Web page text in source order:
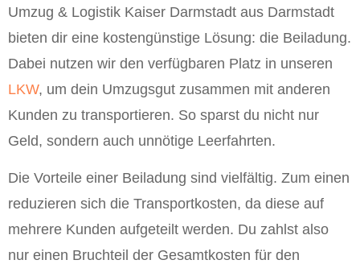
Umzug & Logistik Kaiser Darmstadt aus Darmstadt
bieten dir eine kostengünstige Lösung: die Beiladung.
Dabei nutzen wir den verfügbaren Platz in unseren
LKW, um dein Umzugsgut zusammen mit anderen
Kunden zu transportieren. So sparst du nicht nur
Geld, sondern auch unnötige Leerfahrten.
Die Vorteile einer Beiladung sind vielfältig. Zum einen
reduzieren sich die Transportkosten, da diese auf
mehrere Kunden aufgeteilt werden. Du zahlst also
nur einen Bruchteil der Gesamtkosten für den